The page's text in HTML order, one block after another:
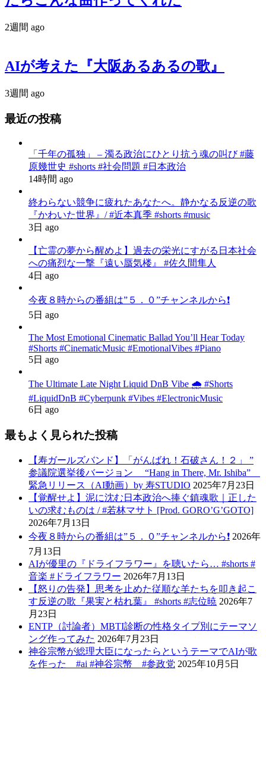
2週間 ago
AIが考えた『大阪あるあるの歌』
3週間 ago
最近の投稿
「千年の孤独」 – 濁る政治にひとり抗う魂の叫び #藤
原幾世史 #shorts #社会問題 #日本政治
14時間 ago
終わらない競争に疲れたあなたへ。静かなる反逆の歌
『かわいた世界』/ #近本真季 #shorts #music
3日 ago
【亡霊の夢から醒めよ】過去の栄光にすがる日本社会
への痛烈な一撃『遠い蜃気楼』 #佐久間隼人
4日 ago
今夜８時からの番組は”５．０”チャンネルから❗️
5日 ago
The Most Emotional Cinematic Ballad You’ll Hear Today
#Shorts #CinematicMusic #EmotionalVibes #Piano
5日 ago
The Ultimate Late Night Liquid DnB Vibe 🌧️ #Shorts
#LiquidDnB #Cyberpunk #Vibes #ElectronicMusic
6日 ago
最もよく見られた投稿
【寿ガールズバンド】「がんばれ！石破さん！２」 ”
参議院選挙後バージョン “Hang in There, Mr. Ishiba”
緊急リリース（AI動画）by 寿STUDIO 2025年7月23日
【覚醒せよ】泥に沈む日本政治へ捧ぐ鎮魂歌｜正した
いの求むものは / #若林マサト [Prod. GORO’G’GOTO]
2026年7月13日
今夜８時からの番組は”５．０”チャンネルから❗️ 2026年
7月13日
AIが優里の『ドライフラワー』を聴いたら… #shorts #
音楽 #ドライフラワー 2026年7月13日
【怒りの告発】思考を止めた従順な羊たちを叩き起こ
す反逆の歌『果実と枯れ葉』 #shorts #志位暁 2026年7
月23日
ENTP（討論者）MBTI診断の性格タイプ別にテーマソ
ング作ってみた 2026年7月23日
神谷宗幣が総理大臣になったらというテーマでAIが歌
を作った #ai #神谷宗幣 #参政党 2025年10月5日